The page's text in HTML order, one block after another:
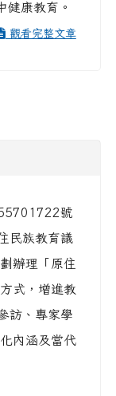
康教育。
觀看完整文章
號
民族教育議
辦理「原住
式，增進教
訪、專家學
內涵及當代